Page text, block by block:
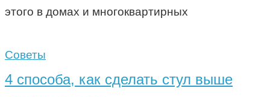
этого в домах и многоквартирных
Советы
4 способа, как сделать стул выше